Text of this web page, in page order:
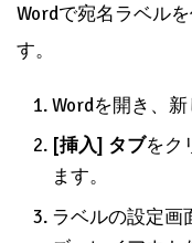
Wordで宛名ラベル
す。
Wordを開き、
[挿入] タブをク
ます。
ラベルの設定画